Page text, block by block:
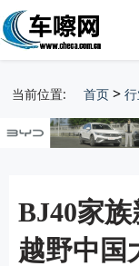
当前位置: 首页 >
BJ40家
越野中国